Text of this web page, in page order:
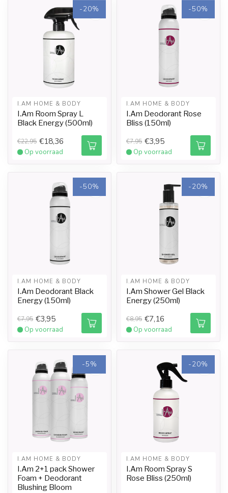
-20%
I.AM HOME & BODY
I.Am Room Spray L
Black Energy (500ml)
€22,95 €18,36
Op voorraad
-50%
I.AM HOME & BODY
I.Am Deodorant Rose
Bliss (150ml)
€7,95 €3,95
Op voorraad
-50%
I.AM HOME & BODY
I.Am Deodorant Black
Energy (150ml)
€7,95 €3,95
Op voorraad
-20%
I.AM HOME & BODY
I.Am Shower Gel Black
Energy (250ml)
€8,95 €7,16
Op voorraad
-5%
I.AM HOME & BODY
I.Am 2+1 pack Shower
Foam + Deodorant
Blushing Bloom
-20%
I.AM HOME & BODY
I.Am Room Spray S
Rose Bliss (250ml)